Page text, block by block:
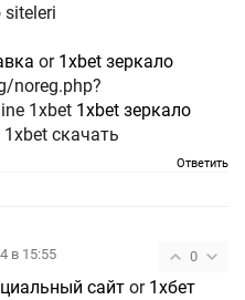
siteleri
or 1xbet зеркало
noreg.php?
1xbet 1xbet зеркало
1xbet скачать
Ответить
0
в 15:55
сайт or 1хбет